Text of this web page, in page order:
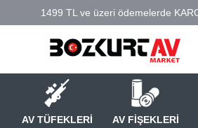
AV TÜFEKLERİ AV FİŞEKLERİ